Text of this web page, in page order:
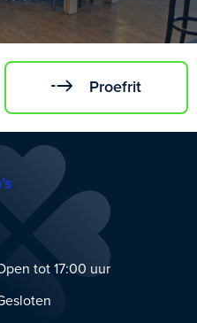
Proefrit
tot 17:00 uur